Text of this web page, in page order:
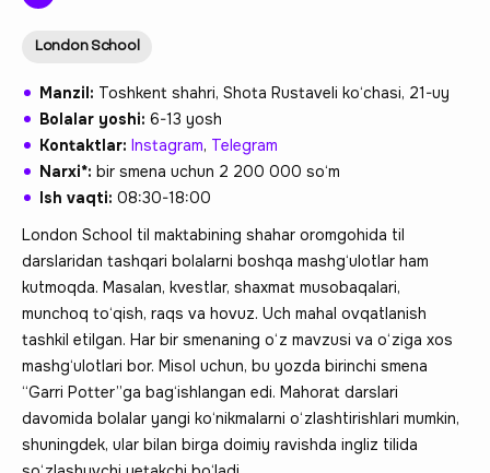
London School
Manzil: Toshkent shahri, Shota Rustaveli ko‘chasi, 21-uy
Bolalar yoshi: 6-13 yosh
Kontaktlar: Instagram, Telegram
Narxi*: bir smena uchun 2 200 000 so‘m
Ish vaqti: 08:30-18:00
London School til maktabining shahar oromgohida til
darslaridan tashqari bolalarni boshqa mashg‘ulotlar ham
kutmoqda. Masalan, kvestlar, shaxmat musobaqalari,
munchoq to‘qish, raqs va hovuz. Uch mahal ovqatlanish
tashkil etilgan. Har bir smenaning o‘z mavzusi va o‘ziga xos
mashg‘ulotlari bor. Misol uchun, bu yozda birinchi smena
“Garri Potter”ga bag‘ishlangan edi. Mahorat darslari
davomida bolalar yangi ko‘nikmalarni o‘zlashtirishlari mumkin,
shuningdek, ular bilan birga doimiy ravishda ingliz tilida